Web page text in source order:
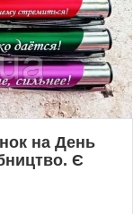
на День
Є